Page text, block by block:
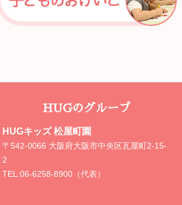
HUGのグループ
HUGキッズ 松屋町園
〒542-0066 大阪府大阪市中央区瓦屋町2-15-
2
TEL:06-6258-8900（代表）